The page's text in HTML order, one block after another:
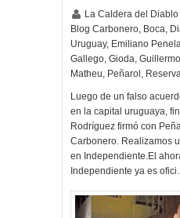
La Caldera del Diablo
Blog Carbonero, Boca,
Uruguay, Emiliano
Gallego, Gioda,
Matheu, Peñarol ,
Luego de un falso
en la capital uruguaya,
Rodríguez firmó con
Carbonero. Realizamos
en Independiente.El
Independiente ya es